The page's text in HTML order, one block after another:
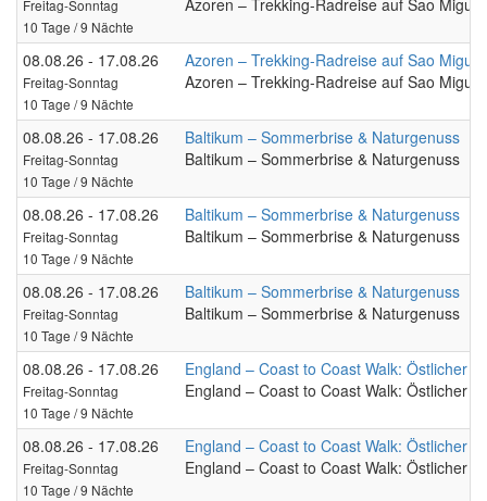
Freitag-Sonntag
10 Tage / 9 Nächte
Azoren – Trekking-Radreise auf Sao Miguel
08.08.26 - 17.08.26
Freitag-Sonntag
10 Tage / 9 Nächte
Azoren – Trekking-Radreise auf Sao Miguel
Azoren – Trekking-Radreise auf Sao Miguel
08.08.26 - 17.08.26
Freitag-Sonntag
10 Tage / 9 Nächte
Baltikum – Sommerbrise & Naturgenuss
Baltikum – Sommerbrise & Naturgenuss
08.08.26 - 17.08.26
Freitag-Sonntag
10 Tage / 9 Nächte
Baltikum – Sommerbrise & Naturgenuss
Baltikum – Sommerbrise & Naturgenuss
08.08.26 - 17.08.26
Freitag-Sonntag
10 Tage / 9 Nächte
Baltikum – Sommerbrise & Naturgenuss
Baltikum – Sommerbrise & Naturgenuss
08.08.26 - 17.08.26
Freitag-Sonntag
10 Tage / 9 Nächte
England – Coast to Coast Walk: Östlicher
England – Coast to Coast Walk: Östlicher
08.08.26 - 17.08.26
Freitag-Sonntag
10 Tage / 9 Nächte
England – Coast to Coast Walk: Östlicher
England – Coast to Coast Walk: Östlicher